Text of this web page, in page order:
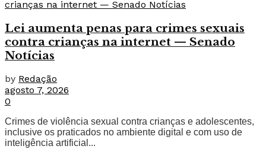
Lei aumenta penas para crimes sexuais
contra crianças na internet — Senado
Notícias
by Redação
agosto 7, 2026
0
Crimes de violência sexual contra crianças e adolescentes,
inclusive os praticados no ambiente digital e com uso de
inteligência artificial...